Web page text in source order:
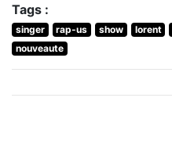
Tags :
singer rap-us show lorent
nouveaute